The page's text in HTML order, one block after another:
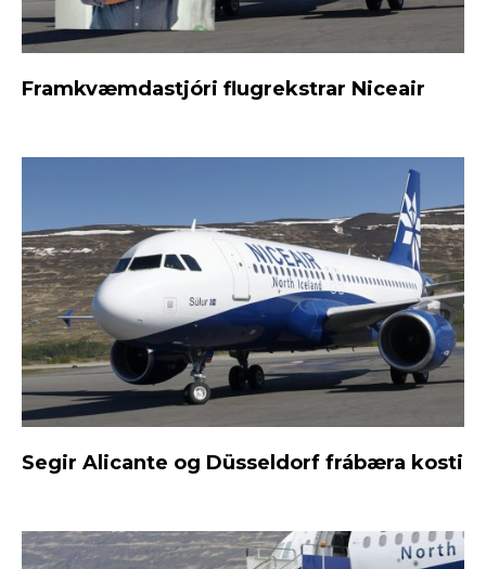
Framkvæmdastjóri flugrekstrar Niceair
Segir Alicante og Düsseldorf frábæra kosti